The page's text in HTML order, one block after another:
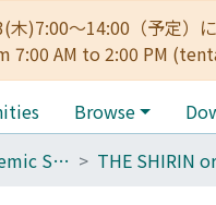
木)7:00～14:00（予定
AM to 2:00 PM
Browse
007_Related Academic Societies